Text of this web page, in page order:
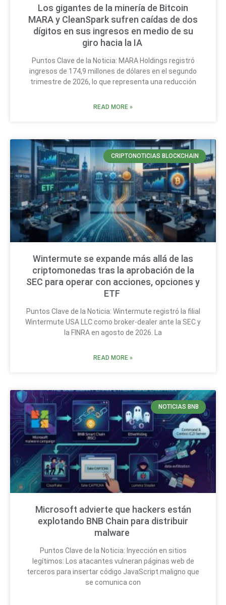
Los gigantes de la minería de Bitcoin
MARA y CleanSpark sufren caídas de dos
dígitos en sus ingresos en medio de su
giro hacia la IA
Puntos Clave de la Noticia: MARA Holdings registró
ingresos de 174,9 millones de dólares en el segundo
trimestre de 2026, lo que representa una reducción
READ MORE »
CRIPTONOTICIAS BLOCKCHAIN
Wintermute se expande más allá de las
criptomonedas tras la aprobación de la
SEC para operar con acciones, opciones y
ETF
Puntos Clave de la Noticia: Wintermute registró la filial
Wintermute USA LLC como broker-dealer ante la SEC y
la FINRA en agosto de 2026. La
READ MORE »
NOTICIAS BNB
Microsoft advierte que hackers están
explotando BNB Chain para distribuir
malware
Puntos Clave de la Noticia: Inyección en sitios
legítimos: Los atacantes vulneran páginas web de
terceros para insertar código JavaScript maligno que
se comunica con